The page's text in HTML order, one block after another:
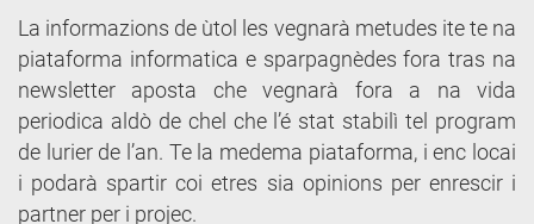
La informazions de ùtol les vegnarà metudes ite te na
piataforma informatica e sparpagnèdes fora tras na
newsletter aposta che vegnarà fora a na vida
periodica aldò de chel che l’é stat stabilì tel program
de lurier de l’an. Te la medema piataforma, i enc locai
i podarà spartir coi etres sia opinions per enrescir i
partner per i projec.